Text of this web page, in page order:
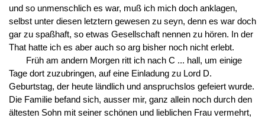
und so unmenschlich es war, muß ich mich doch anklagen,
selbst unter diesen letztern gewesen zu seyn, denn es war doch
gar zu spaßhaft, so etwas Gesellschaft nennen zu hören. In der
That hatte ich es aber auch so arg bisher noch nicht erlebt.
Früh am andern Morgen ritt ich nach C ... hall, um einige
Tage dort zuzubringen, auf eine Einladung zu Lord D.
Geburtstag, der heute ländlich und anspruchslos gefeiert wurde.
Die Familie befand sich, ausser mir, ganz allein noch durch den
ältesten Sohn mit seiner schönen und lieblichen Frau vermehrt,